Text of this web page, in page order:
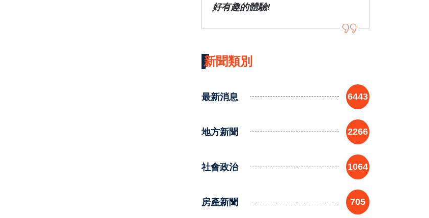
好有趣的體驗!
新聞類別
最新消息 6443
地方新聞 2266
社會政治 1064
房產新聞 705